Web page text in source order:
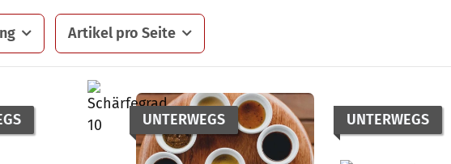
Artikel pro Seite
UNTERWEGS UNTERWEGS